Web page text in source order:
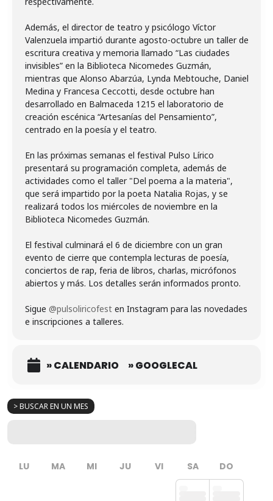
> BUSCAR EN UN MES
LU MA MI JU VI SA DO
Además, el director de teatro y psicólogo Víctor
Valenzuela impartió durante agosto-octubre un taller de
escritura creativa y memoria llamado “Las ciudades
invisibles” en la Biblioteca Nicomedes Guzmán,
mientras que Alonso Abarzúa, Lynda Mebtouche, Daniel
Medina y Francesa Ceccotti, desde octubre han
desarrollado en Balmaceda 1215 el laboratorio de
creación escénica “Artesanías del Pensamiento”,
centrado en la poesía y el teatro.
En las próximas semanas el festival Pulso Lírico
presentará su programación completa, además de
actividades como el taller "Del poema a la materia",
que será impartido por la poeta Natalia Rojas, y se
realizará todos los miércoles de noviembre en la
Biblioteca Nicomedes Guzmán.
El festival culminará el 6 de diciembre con un gran
evento de cierre que contempla lecturas de poesía,
conciertos de rap, feria de libros, charlas, micrófonos
abiertos y más. Los detalles serán informados pronto.
Sigue @pulsoliricofest en Instagram para las novedades
e inscripciones a talleres.
» CALENDARIO » GOOGLECAL